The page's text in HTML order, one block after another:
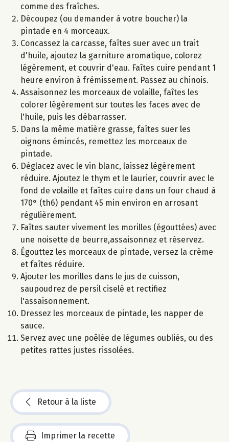
comme des fraîches.
Découpez (ou demander à votre boucher) la
pintade en 4 morceaux.
Concassez la carcasse, faîtes suer avec un trait
d'huile, ajoutez la garniture aromatique, colorez
légèrement, et couvrir d'eau. Faîtes cuire pendant 1
heure environ à frémissement. Passez au chinois.
Assaisonnez les morceaux de volaille, faîtes les
colorer légèrement sur toutes les faces avec de
l'huile, puis les débarrasser.
Dans la même matière grasse, faîtes suer les
oignons émincés, remettez les morceaux de
pintade.
Déglacez avec le vin blanc, laissez légèrement
réduire. Ajoutez le thym et le laurier, couvrir avec le
fond de volaille et faîtes cuire dans un four chaud à
170° (th6) pendant 45 min environ en arrosant
régulièrement.
Faîtes sauter vivement les morilles (égouttées) avec
une noisette de beurre,assaisonnez et réservez.
Égouttez les morceaux de pintade, versez la crème
et faîtes réduire.
Ajouter les morilles dans le jus de cuisson,
saupoudrez de persil ciselé et rectifiez
l'assaisonnement.
Dressez les morceaux de pintade, les napper de
sauce.
Servez avec une poêlée de légumes oubliés, ou des
petites rattes justes rissolées.
Retour à la liste
Imprimer la recette